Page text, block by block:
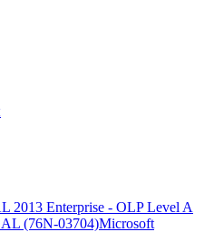
2013 Enterprise - OLP Level A
(76N-03704)Microsoft